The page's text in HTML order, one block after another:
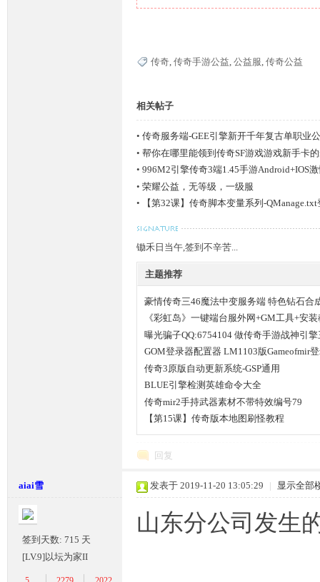
传奇, 传奇手游公益, 公益服, 传奇公益
相关帖子
• 传奇服务端-GEE引擎新开千年复古单职业
• 帮你在哪里能领到传奇SF游戏游戏新手卡
• 996M2引擎传奇3端1.45手游Android+IOS
• 荣耀公益，无等级，一级服
•
【第32课】传奇脚本变量系列-
锄禾日当午,签到不辛苦...
主题推荐
豪情传奇三46魔法中变服务端 特色钻石合
《彩虹岛》一键端台服外网+GM工具+安
曝光骗子QQ:6754104 做传奇手游战神引
GOM登录器配置器 LM1103版Gameofmir
传奇3原版自动更新系统-GSP通用
BLUE引擎检测英雄命令大全
传奇mir2手持武器素材不带特效编号79
【第15课】传奇版本地图刷怪教程
回复
aiai雪
签到天数: 715 天
[LV.9]以坛为家II
发表于 2019-11-20 13:05:29 | 显示全部
山东分公司发生